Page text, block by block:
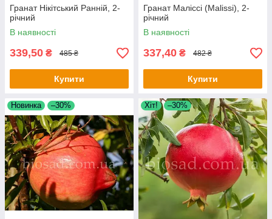
Гранат Нікітський Ранній, 2-
річний
В наявності
339,50 ₴ 485 ₴
Купити
Гранат Маліссі (Malissi), 2-
річний
В наявності
337,40 ₴ 482 ₴
Купити
Новинка –30% Хіт! –30%